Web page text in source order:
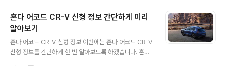
혼다 어코드 CR-V 신형 정보 간단하게 미리
알아보기
혼다 어코드 CR-V 신형 정보 이번에는 혼다 어코드 CR-V
신형 정보를 간단하게 한 번 알아보도록 하겠습니다. 혼다